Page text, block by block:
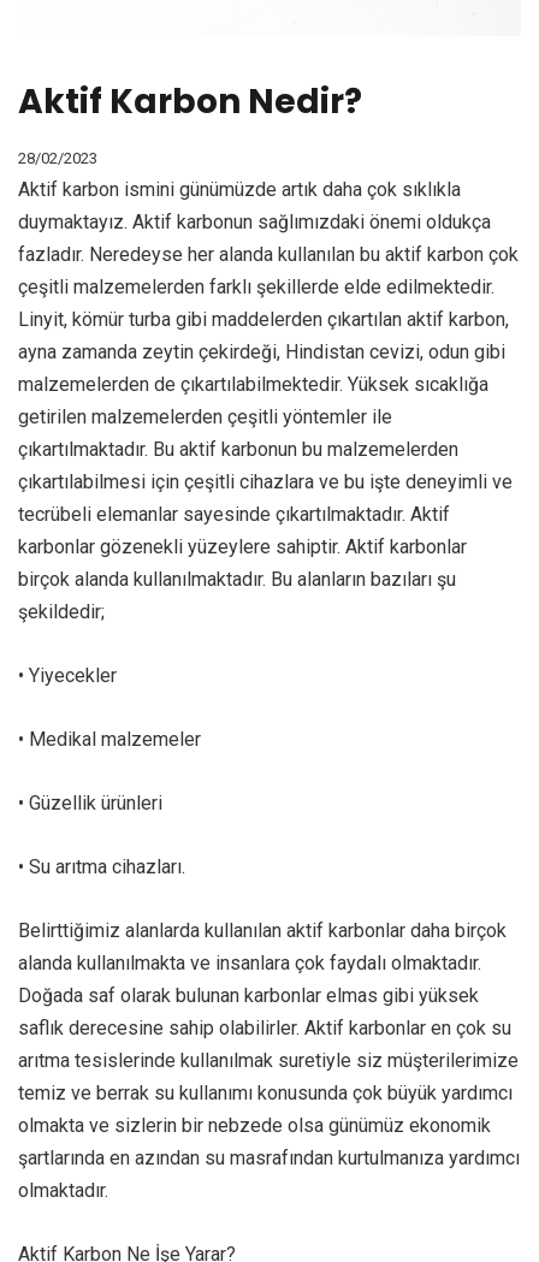
Aktif Karbon Nedir?
28/02/2023
Aktif karbon ismini günümüzde artık daha çok sıklıkla
duymaktayız. Aktif karbonun sağlımızdaki önemi oldukça
fazladır. Neredeyse her alanda kullanılan bu aktif karbon çok
çeşitli malzemelerden farklı şekillerde elde edilmektedir.
Linyit, kömür turba gibi maddelerden çıkartılan aktif karbon,
ayna zamanda zeytin çekirdeği, Hindistan cevizi, odun gibi
malzemelerden de çıkartılabilmektedir. Yüksek sıcaklığa
getirilen malzemelerden çeşitli yöntemler ile
çıkartılmaktadır. Bu aktif karbonun bu malzemelerden
çıkartılabilmesi için çeşitli cihazlara ve bu işte deneyimli ve
tecrübeli elemanlar sayesinde çıkartılmaktadır. Aktif
karbonlar gözenekli yüzeylere sahiptir. Aktif karbonlar
birçok alanda kullanılmaktadır. Bu alanların bazıları şu
şekildedir;
• Yiyecekler
• Medikal malzemeler
• Güzellik ürünleri
• Su arıtma cihazları.
Belirttiğimiz alanlarda kullanılan aktif karbonlar daha birçok
alanda kullanılmakta ve insanlara çok faydalı olmaktadır.
Doğada saf olarak bulunan karbonlar elmas gibi yüksek
saflık derecesine sahip olabilirler. Aktif karbonlar en çok su
arıtma tesislerinde kullanılmak suretiyle siz müşterilerimize
temiz ve berrak su kullanımı konusunda çok büyük yardımcı
olmakta ve sizlerin bir nebzede olsa günümüz ekonomik
şartlarında en azından su masrafından kurtulmanıza yardımcı
olmaktadır.
Aktif Karbon Ne İşe Yarar?